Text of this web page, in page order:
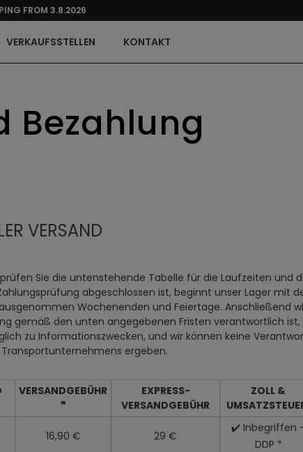
FROM 3.8.2026
VERKAUFSSTELLEN KONTAKT
Bezahlung
VERSAND
Sie die untenstehende Tabelle für die Laufzeiten und
abgeschlossen ist, beginnt unser Lager mit
Wochenenden und Feiertage. Anschließend
gemäß den unten angegebenen Fristen verantwortlich ist,
zu Informationszwecken, und wir können keine
ergeben.
VERSANDGEBÜHR
❞
EXPRESS-
VERSANDGEBÜHR
ZOLL &
16,90 € 29 €
✔️ Inbegriffen
DDP *